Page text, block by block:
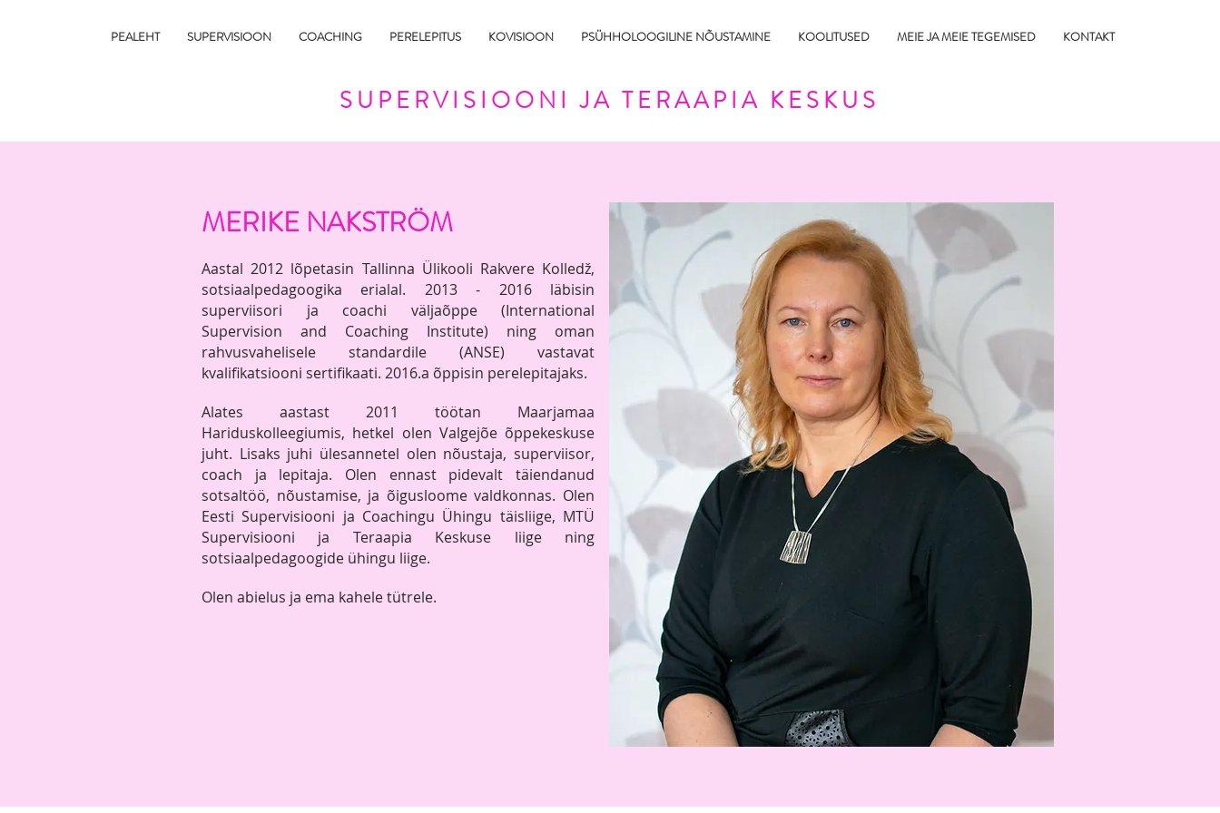
PEALEHT SUPERVISIOON COACHING PERELEPITUS KOVISIOON PSÜHHOLOOGILINE NÕUSTAMINE KOOLITUSED MEIE JA MEIE TEGEMISED KONTAKT
SUPERVISIOONI JA TERAAPIA KESKUS
MERIKE NAKSTRÖM
Aastal 2012 lõpetasin Tallinna Ülikooli Rakvere Kolledž,
sotsiaalpedagoogika erialal. 2013 - 2016 läbisin
superviisori ja coachi väljaõppe (International
Supervision and Coaching Institute) ning oman
rahvusvahelisele standardile (ANSE) vastavat
kvalifikatsiooni sertifikaati. 2016.a õppisin perelepitajaks.
Alates aastast 2011 töötan Maarjamaa
Hariduskolleegiumis, hetkel olen Valgejõe õppekeskuse
juht. Lisaks juhi ülesannetel olen nõustaja, superviisor,
coach ja lepitaja. Olen ennast pidevalt täiendanud
sotsaltöö, nõustamise, ja õigusloome valdkonnas. Olen
EestiSupervisiooni ja Coachingu Ühingu täisliige, MTÜ
Supervisiooni ja Teraapia Keskuse liige ning
sotsiaalpedagoogide ühingu liige.
Olen abielus ja ema kahele tütrele.